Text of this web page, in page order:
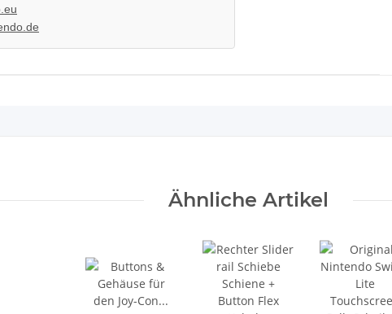
Ähnliche Artikel
Sony Playstation 3 KEM KES